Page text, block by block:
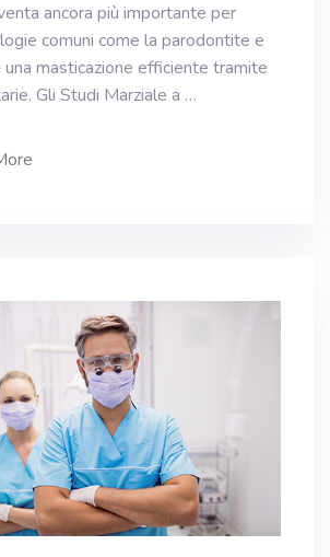
ancora più importante per
comuni come la parodontite e
masticazione efficiente tramite
Gli Studi Marziale a …